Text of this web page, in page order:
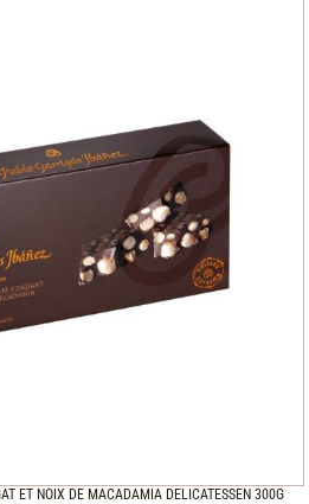
ET NOIX DE MACADAMIA DELICATESSEN 300G